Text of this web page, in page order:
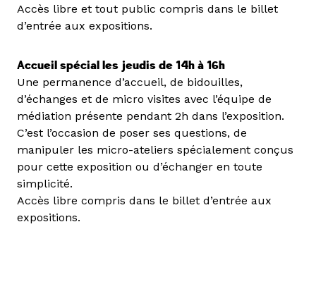
Accès libre et tout public compris dans le billet
d’entrée aux expositions.
Accueil spécial les jeudis de 14h à 16h
Une permanence d’accueil, de bidouilles,
d’échanges et de micro visites avec l’équipe de
médiation présente pendant 2h dans l’exposition.
C’est l’occasion de poser ses questions, de
manipuler les micro-ateliers spécialement conçus
pour cette exposition ou d’échanger en toute
simplicité.
Accès libre compris dans le billet d’entrée aux
expositions.